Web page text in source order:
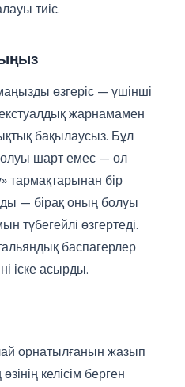
тиіс.
маңызды өзгеріс — үшінші
жарнамамен
бақылаусыз. Бұл
шарт емес — ол
тармақтарынан бір
— бірақ оның болуы
түбегейлі өзгертеді.
баспагерлер
іске асырды.
орнатылғанын жазып
келісім берген